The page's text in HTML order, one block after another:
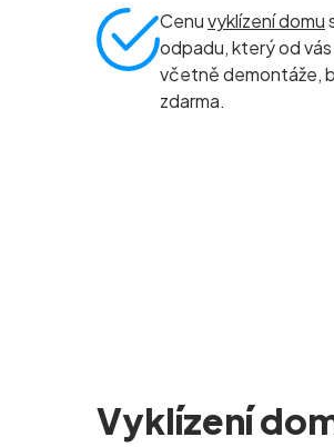
Cenuvyklízení domu
odpadu, který od
včetně demontáže,
zdarma.
Vyklízení